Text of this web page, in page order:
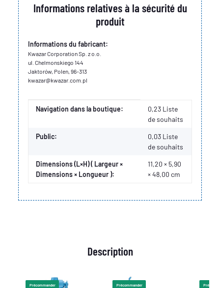
Informations relatives à la sécurité du
produit
Informations du fabricant:
Kwazar Corporation Sp. z o.o.
ul. Chelmonskiego 144
Jaktorów, Polen, 96-313
kwazar@kwazar.com.pl
Valeur
Fabricant
Navigation dans la boutique:
0,23 Liste
de souhaits
Public: 0,03 Liste
de souhaits
Dimensions (L×H) ( Largeur ×
Dimensions × Longueur ):
11,20 × 5,90
× 48,00 cm
Description
Précommander Précommander